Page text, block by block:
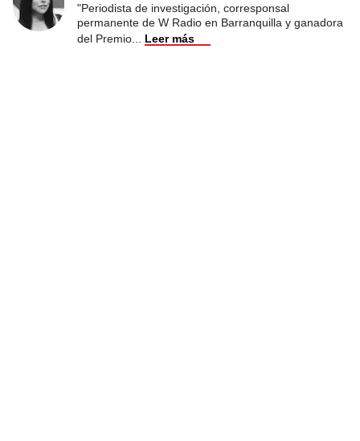
"Periodista de investigación, corresponsal
permanente de W Radio en Barranquilla y ganadora
del Premio
Leer más